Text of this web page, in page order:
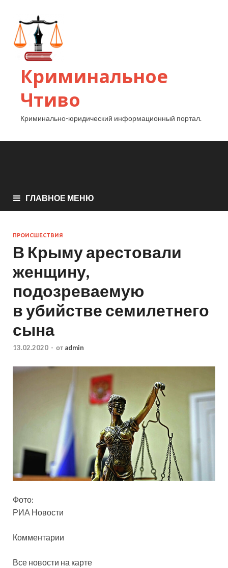
Криминальное
Чтиво
Криминально-юридический информационный портал.
ГЛАВНОЕ МЕНЮ
ПРОИСШЕСТВИЯ
В Крыму арестовали
женщину,
подозреваемую
в убийстве семилетнего
сына
13.02.2020 - от admin
Фото:
РИА Новости
Комментарии
Все новости на карте